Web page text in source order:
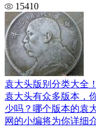
15410
袁大头版别分类大全
袁大头有众多版本，
少吗？哪个版本的袁
网的小编将为你详细